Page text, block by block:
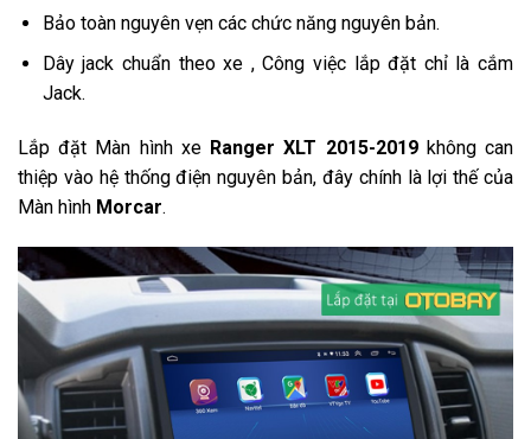
Bảo toàn nguyên vẹn các chức năng nguyên bản.
Dây jack chuẩn theo xe , Công việc lắp đặt chỉ là cắm
Jack.
Lắp đặt Màn hình xe Ranger XLT 2015-2019 không can
thiệp vào hệ thống điện nguyên bản, đây chính là lợi thế của
Màn hình Morcar.